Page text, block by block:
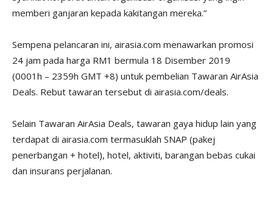
memberi ganjaran kepada kakitangan mereka.”
Sempena pelancaran ini, airasia.com menawarkan promosi
24 jam pada harga RM1 bermula 18 Disember 2019
(0001h – 2359h GMT +8) untuk pembelian Tawaran AirAsia
Deals. Rebut tawaran tersebut di airasia.com/deals.
Selain Tawaran AirAsia Deals, tawaran gaya hidup lain yang
terdapat di airasia.com termasuklah SNAP (pakej
penerbangan + hotel), hotel, aktiviti, barangan bebas cukai
dan insurans perjalanan.